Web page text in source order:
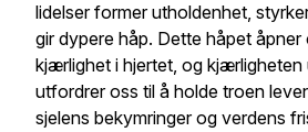
lidelser former utholdenhet,
gir dypere håp. Dette håpet åpner
kjærlighet i hjertet, og kjærligheten
utfordrer oss til å holde troen
sjelens bekymringer og verdens